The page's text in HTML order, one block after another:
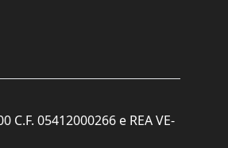
05412000266 e REA VE-